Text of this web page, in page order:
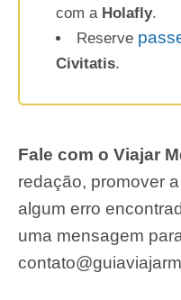
com a Holafly.
Reserve
Civitatis.
Fale com o Viajar
redação, promover
algum erro
uma mensagem